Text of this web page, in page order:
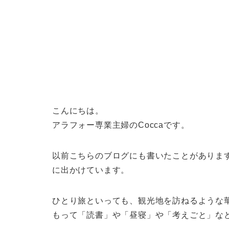
こんにちは。
アラフォー専業主婦のCoccaです。
以前こちらのブログにも書いたことがあり
に出かけています。
ひとり旅といっても、観光地を訪ねるよう
もって「読書」や「昼寝」や「考えごと」な